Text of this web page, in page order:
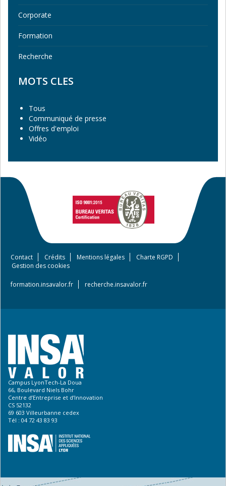
Corporate
Formation
Recherche
MOTS CLES
Tous
Communiqué de presse
Offres d'emploi
Vidéo
Footer
Contact Crédits Mentions légales
Charte RGPD
Gestion des cookies
formation.insavalor.fr recherche.insavalor.fr
Campus LyonTech-La Doua
66, Boulevard Niels Bohr
Centre d’Entreprise et d’Innovation
CS 52132
69 603 Villeurbanne cedex
Tél : 04 72 43 83 93